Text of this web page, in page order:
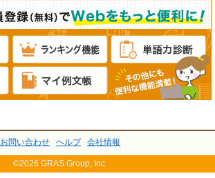
お問い合わせ ヘルプ 会社情報
©2026 GRAS Group, Inc.